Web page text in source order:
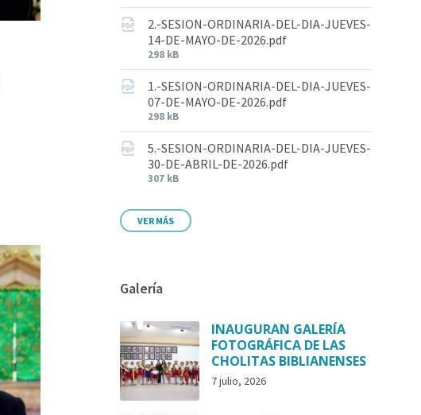
2.-SESION-ORDINARIA-DEL-DIA-JUEVES-
14-DE-MAYO-DE-2026.pdf
298 kB
1.-SESION-ORDINARIA-DEL-DIA-JUEVES-
07-DE-MAYO-DE-2026.pdf
298 kB
5.-SESION-ORDINARIA-DEL-DIA-JUEVES-
30-DE-ABRIL-DE-2026.pdf
307 kB
VER MÁS
Galería
INAUGURAN GALERÍA
FOTOGRÁFICA DE LAS
CHOLITAS BIBLIANENSES
7 julio, 2026